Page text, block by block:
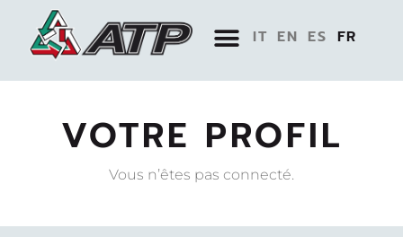
IT EN ES FR
VOTRE PROFIL
Vous n’êtes pas connecté.